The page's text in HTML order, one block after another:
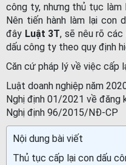
công ty, nhưng thủ tục làm
Nên tiến hành làm lại con
đây Luật 3T, sẽ nêu rõ
dấu công ty theo quy định
Căn cứ pháp lý về việc cấp
Luật doanh nghiệp năm
Nghị định 01/2021 về đăng
Nghị định 96/2015/NĐ-CP
Nội dung bài viết
Thủ tục cấp lại con dấu